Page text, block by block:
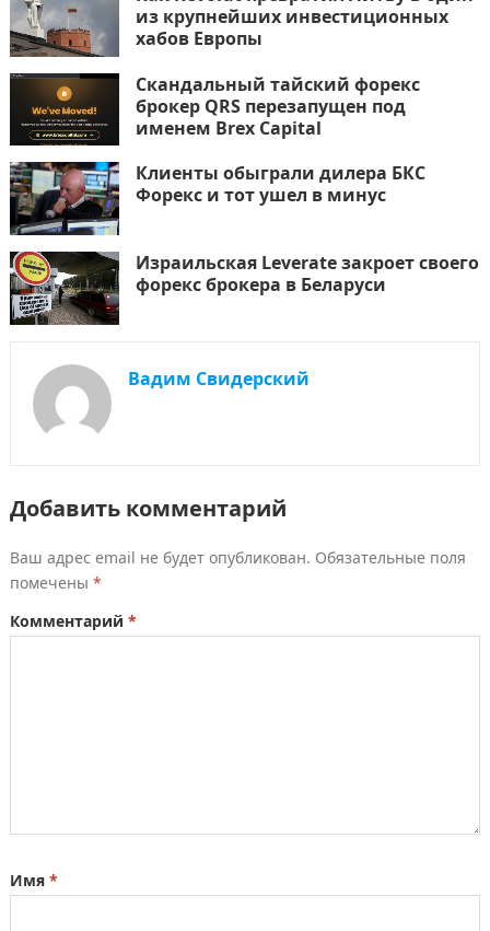
из крупнейших инвестиционных
хабов Европы
Скандальный тайский форекс
брокер QRS перезапущен под
именем Brex Capital
Клиенты обыграли дилера БКС
Форекс и тот ушел в минус
Израильская Leverate закроет своего
форекс брокера в Беларуси
Вадим Свидерский
Добавить комментарий
Ваш адрес email не будет опубликован. Обязательные поля
помечены *
Комментарий *
Имя *